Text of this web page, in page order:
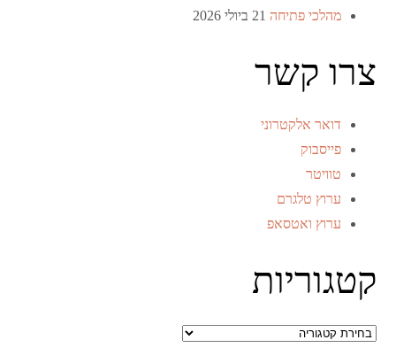
מהלכי פתיחה 21 ביולי 2026
צרו קשר
דואר אלקטרוני
פייסבוק
טוויטר
ערוץ טלגרם
ערוץ ואטסאפ
קטגוריות
קטגוריות